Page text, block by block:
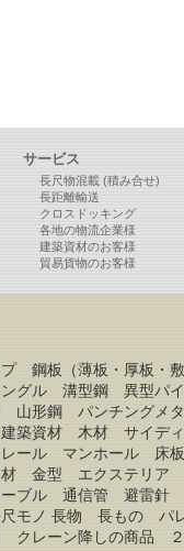
サービス
長尺物混載 (積み合せ)
長距離輸送
クロスドッキング
各地の物流企業様
建築資材のお客様
貿易貨物のお客様
鋼板（薄板・厚板・
グル 溝型鋼 異型パ
形鋼 パンチングメ
建築資材 木材 サイ
レール マンホール
金型 エクステリア
ブル 通信管 避雷針
モノ 長物 長もの パ
クレーン降しの商品